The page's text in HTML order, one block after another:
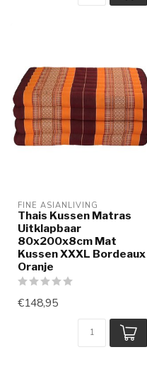
FINE ASIANLIVING
Thais Kussen Matras
Uitklapbaar
80x200x8cm Mat
Kussen XXXL Bordeaux
Oranje
€148,95